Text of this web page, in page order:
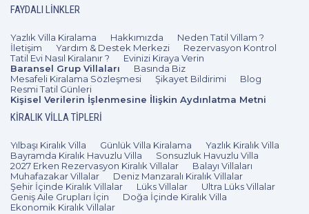
FAYDALI LINKLER
Yazlık Villa Kiralama Hakkımızda
Neden Tatil Villam ?
İletişim
Yardım & Destek Merkezi
Rezervasyon Kontrol
Tatil Evi Nasıl Kiralanır ?
Evinizi Kiraya Verin
Baransel Grup Villaları
Basında Biz
Mesafeli Kiralama Sözleşmesi
Şikayet Bildirimi
Blog
Resmi Tatil Günleri
Kişisel Verilerin İşlenmesine İlişkin Aydınlatma Metni
KIRALIK VILLA TIPLERI
Yılbaşı Kiralık Villa Günlük Villa Kiralama
Yazlık Kiralık Villa
Bayramda Kiralık Havuzlu Villa
Sonsuzluk Havuzlu Villa
2027 Erken Rezervasyon Kiralık Villalar
Balayı Villaları
Muhafazakar Villalar
Deniz Manzaralı Kiralık Villalar
Şehir İçinde Kiralık Villalar
Lüks Villalar
Ultra Lüks Villalar
Geniş Aile Grupları İçin
Doğa İçinde Kiralık Villa
Ekonomik Kiralık Villalar